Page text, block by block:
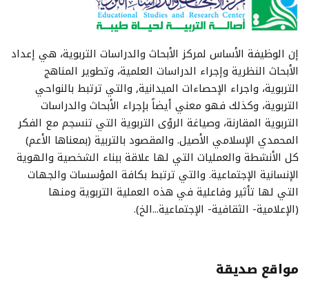
إن الوظيفة الأساس لمركز الأبحاث والدراسات التربوية، هي إعداد
الأبحاث النظرية وإجراء الدراسات العلمية، وتطوير المناهج
التربوية، واجراء الإحصاءات الميدانية, والتي ترتبط بالنواحي
التربوية، وكذلك فهو معني أيضاً بإجراء الأبحاث والدراسات
التربوية المقارنة، وصياغة الرؤى التربوية التي تنسجم مع الفكر
المحمدي الإسلامي الأصيل. والمقصود بالتربية (بمعناها الأعم)
كل الأنشطة والعمليات التي لها علاقة ببناء الشخصية والهوية
الإنسانية الإجتماعية. والتي ترتبط بكافة المؤسسات والجهات
التي لها تأثير وفاعلية في هذه العملية التربوية ومنها
(الإعلامية- الثقافية- الإجتماعية...الخ).
مواقع صديقة